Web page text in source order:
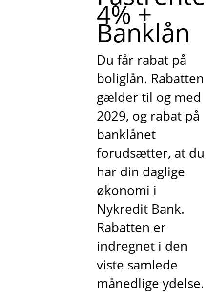
4% +
Banklån
Du får rabat på
boliglån. Rabatten
gælder til og med
2029, og rabat på
banklånet
forudsætter, at du
har din daglige
økonomi i
Nykredit Bank.
Rabatten er
indregnet i den
viste samlede
månedlige ydelse.